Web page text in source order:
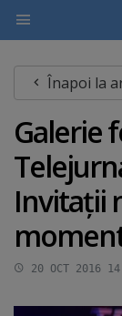
main
content
Înapoi la
Galerie
Invitaţii
20 OCT 2016